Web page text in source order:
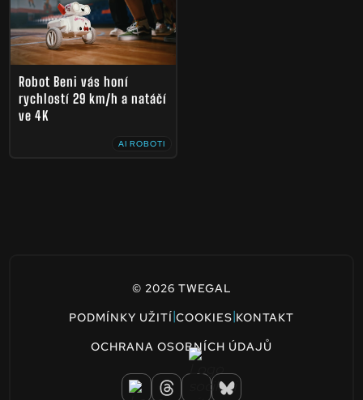
Robot Beni vás honí
rychlostí 29 km/h a natáčí
ve 4K
AI ROBOTI
© 2026 TWEGAL
PODMÍNKY UŽITÍ|COOKIES|KONTAKT
OCHRANA OSOBNÍCH ÚDAJŮ